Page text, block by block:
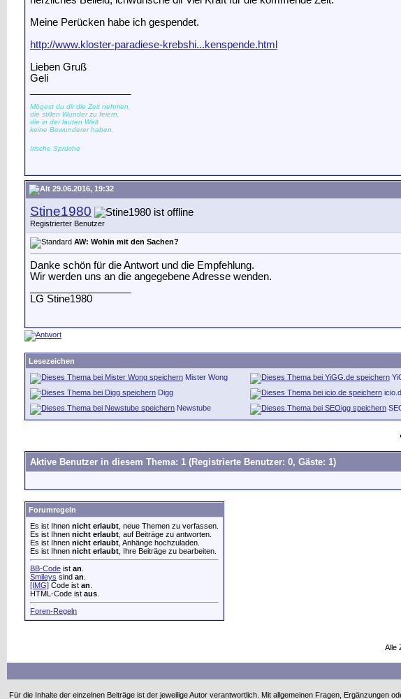
Meine Perücken habe ich gespendet.
http://www.kloster-paradiese-krebshi...kenspende.html
Lieben Gruß
Geli
Mögest du dir die Zeit nehmen,
die stillen Wunder zu feiern,
die in der lauten Welt
keine Bewunderer haben.
Irische Sprüche
29.06.2016, 19:32
Stine1980
Registrierter Benutzer
AW: Wohin mit den Sachen?
Danke schön für die Antwort und die Empfehlung.
Wir werden uns an die angegebene Adresse wenden.
LG Stine1980
Lesezeichen
Mister Wong
Digg
Newstube
Aktive Benutzer in diesem Thema: 1 (Registrierte Benutzer: 0, Gäste: 1)
Forumregeln
Es ist Ihnen nicht erlaubt , neue Themen zu verfassen.
Es ist Ihnen nicht erlaubt , auf Beiträge zu antworten.
Es ist Ihnen nicht erlaubt , Anhänge hochzuladen.
Es ist Ihnen nicht erlaubt , Ihre Beiträge zu bearbeiten.
BB-Code ist an
Smileys sind an
[IMG] Code ist an
HTML-Code ist aus
Foren-Regeln
Alle
Für die Inhalte der einzelnen Beiträge ist der jeweilige Autor verantwortlich. Mit allgemeinen Fragen, Ergänzungen